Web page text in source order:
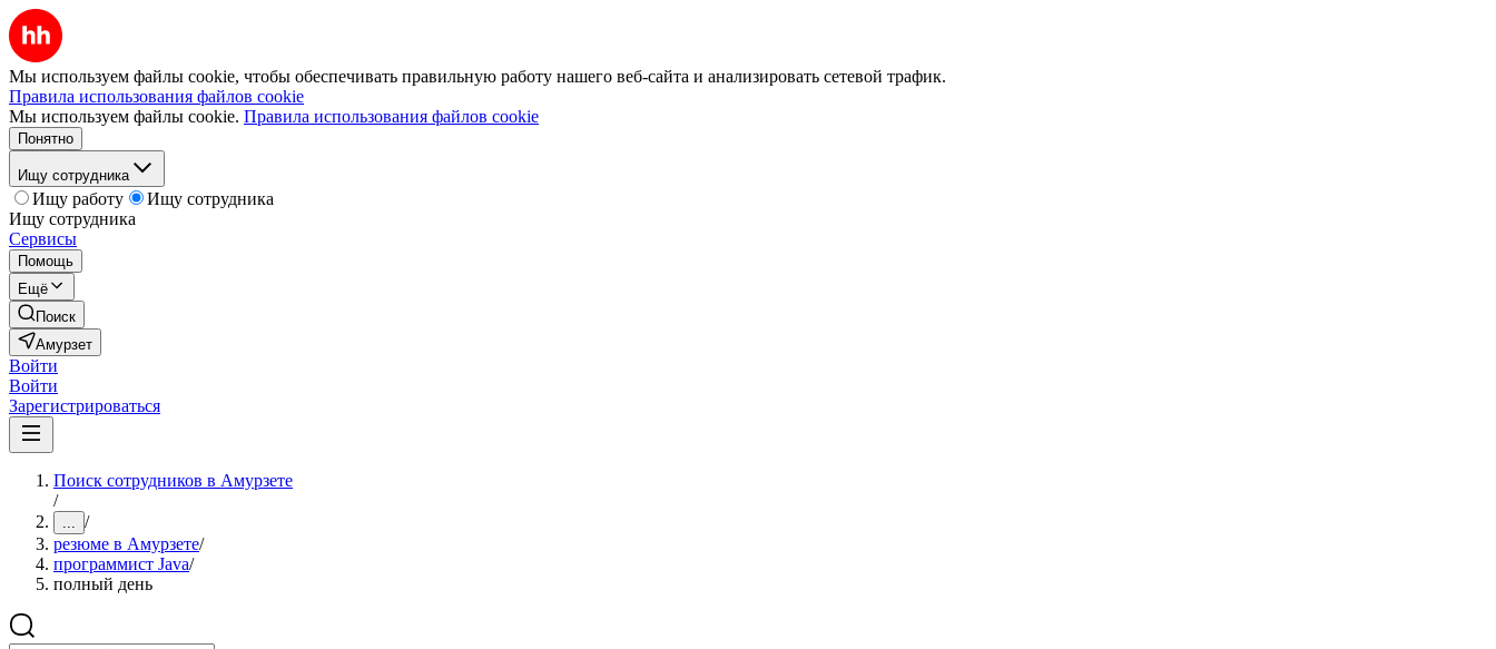
Мы используем файлы cookie, чтобы обеспечивать правильную работу нашего веб-сайта и анализировать сетевой трафик.
Правила использования файлов cookie
Мы используем файлы cookie. Правила использования файлов cookie
Понятно
Ищу сотрудника
Ищу работу
Ищу сотрудника
Ищу сотрудника
Сервисы
Помощь
Ещё
Поиск
Амурзет
Войти
Войти
Зарегистрироваться
Поиск сотрудников в Амурзете
/
... /
резюме в Амурзете/
программист Java/
полный день